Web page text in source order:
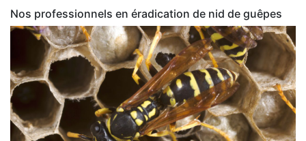
Nos professionnels en éradication de nid de guêpes